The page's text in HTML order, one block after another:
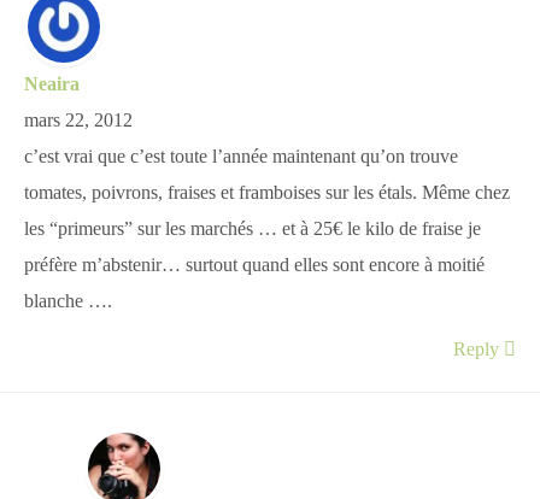
Neaira
mars 22, 2012
c’est vrai que c’est toute l’année maintenant qu’on trouve
tomates, poivrons, fraises et framboises sur les étals. Même chez
les “primeurs” sur les marchés … et à 25€ le kilo de fraise je
préfère m’abstenir… surtout quand elles sont encore à moitié
blanche ….
Reply